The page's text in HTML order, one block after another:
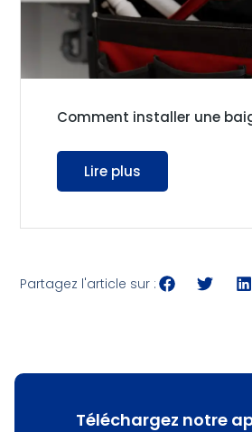
Comment installer une
Lire plus
Partagez l'article sur :
Téléchargez notre